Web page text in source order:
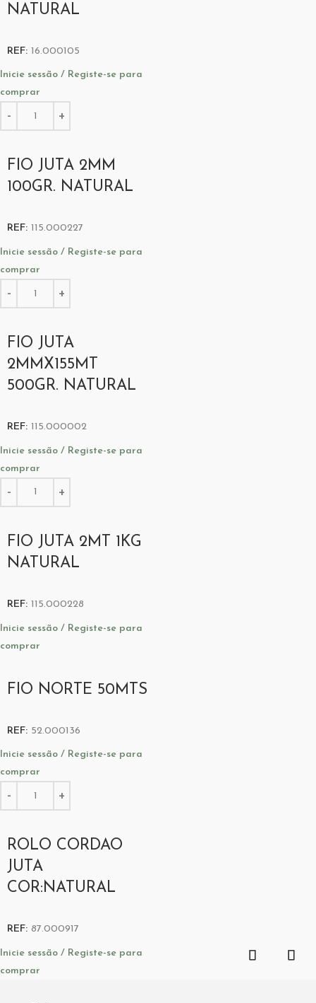
NATURAL
REF: 16.000105
Inicie sessão / Registe-se para
comprar
FIO JUTA 2MM
100GR. NATURAL
REF: 115.000227
Inicie sessão / Registe-se para
comprar
FIO JUTA
2MMX155MT
500GR. NATURAL
REF: 115.000002
Inicie sessão / Registe-se para
comprar
FIO JUTA 2MT 1KG
NATURAL
REF: 115.000228
Inicie sessão / Registe-se para
comprar
FIO NORTE 50MTS
REF: 52.000136
Inicie sessão / Registe-se para
comprar
ROLO CORDAO
JUTA
COR:NATURAL
REF: 87.000917
Inicie sessão / Registe-se para
comprar